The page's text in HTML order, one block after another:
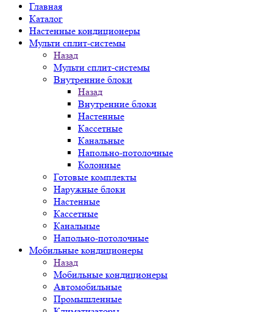
Главная
Каталог
Настенные кондиционеры
Мульти сплит-системы
Назад
Мульти сплит-системы
Внутренние блоки
Назад
Внутренние блоки
Настенные
Кассетные
Канальные
Напольно-потолочные
Колонные
Готовые комплекты
Наружные блоки
Настенные
Кассетные
Канальные
Напольно-потолочные
Мобильные кондиционеры
Назад
Мобильные кондиционеры
Автомобильные
Промышленные